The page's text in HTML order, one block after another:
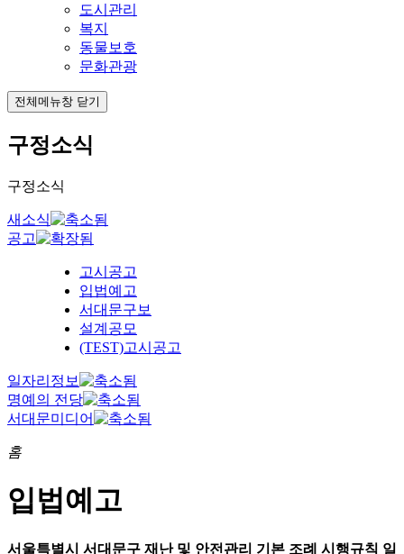
도시관리
복지
동물보호
문화관광
전체메뉴창 닫기
구정소식
구정소식
새소식
공고
고시공고
입법예고
서대문구보
설계공모
(TEST)고시공고
일자리정보
명예의 전당
서대문미디어
홈
입법예고
서울특별시 서대문구 재난 및 안전관리 기본 조례 시행규칙 일